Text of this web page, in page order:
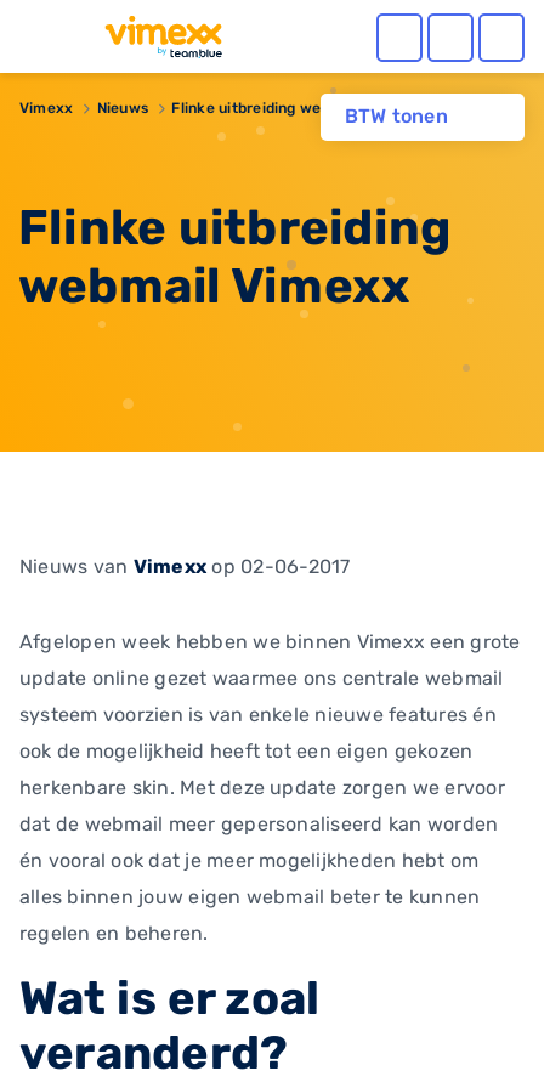
BTW tonen
Vimexx Nieuws Flinke uitbreiding webmail Vimexx
Flinke uitbreiding
webmail Vimexx
Nieuws van Vimexx op 02-06-2017
Afgelopen week hebben we binnen Vimexx een grote
update online gezet waarmee ons centrale webmail
systeem voorzien is van enkele nieuwe features én
ook de mogelijkheid heeft tot een eigen gekozen
herkenbare skin. Met deze update zorgen we ervoor
dat de webmail meer gepersonaliseerd kan worden
én vooral ook dat je meer mogelijkheden hebt om
alles binnen jouw eigen webmail beter te kunnen
regelen en beheren.
Wat is er zoal
veranderd?